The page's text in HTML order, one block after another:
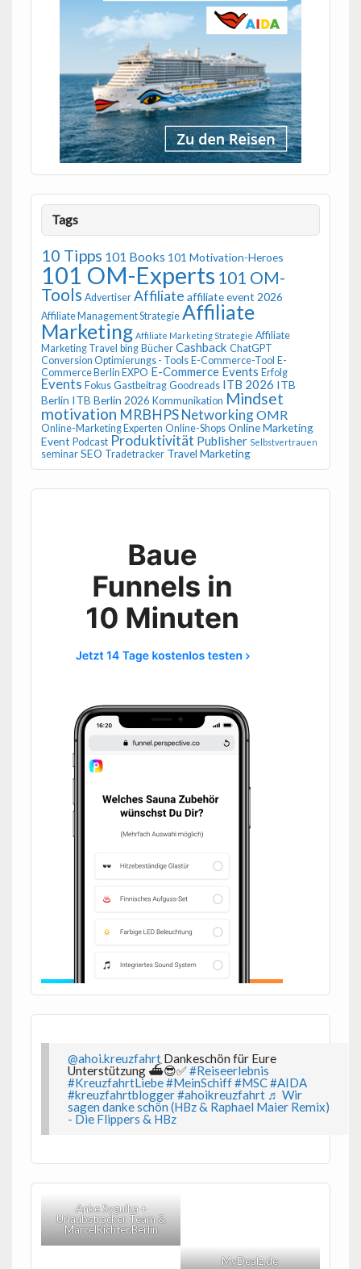
Tags
10 Tipps 101 Books 101 Motivation-Heroes
101 OM-Experts 101 OM-
Tools Advertiser Affiliate affiliate event 2026
Affiliate Management Strategie Affiliate
Marketing Affiliate Marketing Strategie Affiliate
Marketing Travel bing Bücher Cashback ChatGPT
Conversion Optimierungs - Tools E-Commerce-Tool E-
Commerce Berlin EXPO E-Commerce Events Erfolg
Events Fokus Gastbeitrag Goodreads ITB 2026 ITB
Berlin ITB Berlin 2026 Kommunikation Mindset
motivation MRBHPSNetworkingOMR
Online-Marketing Experten Online-Shops Online Marketing
Event Podcast Produktivität Publisher Selbstvertrauen
seminar SEO Tradetracker Travel Marketing
@ahoi.kreuzfahrt Dankeschön für Eure
Unterstützung ⛴️😎✅#Reiseerlebnis
#KreuzfahrtLiebe#MeinSchiff#MSC#AIDA
#kreuzfahrtblogger#ahoikreuzfahrt ♬ Wir
sagen danke schön (HBz & Raphael Maier Remix)
- Die Flippers & HBz
Anke Sygulka +
Urlaubstracker Team &
MarcelRichter.Berlin
MyDealz.de